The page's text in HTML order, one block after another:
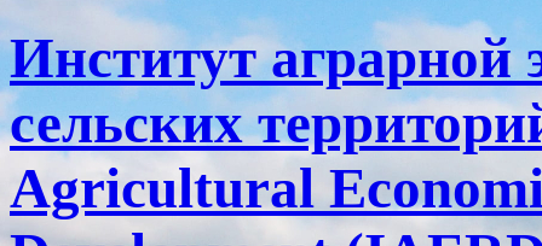
Институт аграрной
сельских
Agricultural